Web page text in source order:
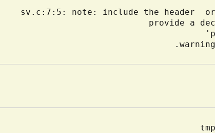
sv.c:7:5: note: include the header